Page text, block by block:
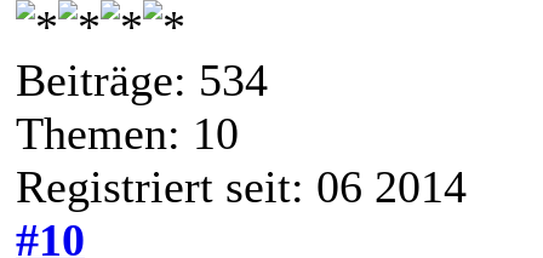
Beiträge: 534
Themen: 10
Registriert seit: 06 2014
#10